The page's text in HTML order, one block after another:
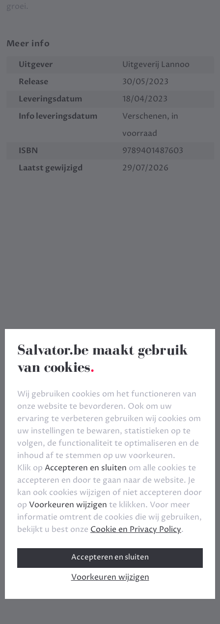
groei.
Meer info
Uitgever
Uitgeverij Lannoo
Release
30/05/2023
Leveringsdatum
18/04/2023
Info leveringsdatum
Verschenen, in
voorraad
ISBN
9789401487603
Laatst gewijzigd
29/07/2026
Salvator.be maakt gebruik
van cookies.
Wij gebruiken cookies om het functioneren van
onze website te bevorderen. Ook om uw
ervaring te verbeteren gebruiken wij cookies om
uw instellingen te bewaren, statistieken op te
volgen, de functionaliteit te optimaliseren en de
inhoud af te stemmen op uw voorkeuren.
Klik op Accepteren en sluiten om alle cookies te
accepteren en door te gaan naar de website. Je
kan ook cookies wijzigen of niet accepteren door
op Voorkeuren wijzigen te klikken. Voor meer
informatie omtrent de cookies die wij gebruiken,
bekijkt u best onze Cookie en Privacy Policy.
Accepteren en sluiten
Voorkeuren wijzigen